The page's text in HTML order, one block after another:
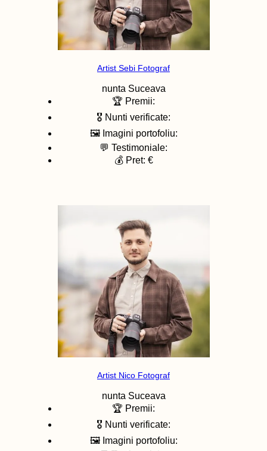
Artist Sebi Fotograf
nunta Suceava
🏆 Premii:
🎖️ Nunti verificate:
🖼️ Imagini portofoliu:
💬 Testimoniale:
💰 Pret: €
Artist Nico Fotograf
nunta Suceava
🏆 Premii:
🎖️ Nunti verificate:
🖼️ Imagini portofoliu: